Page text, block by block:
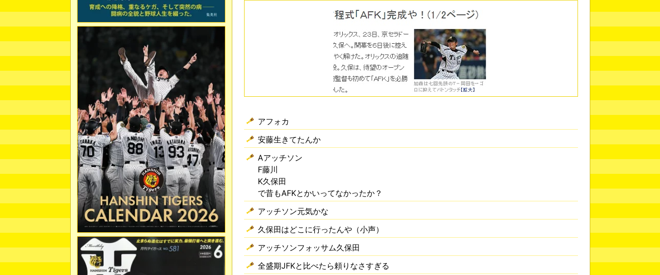
アフォカ
安藤生きてたんか
Aアッチソン
F藤川
K久保田
で昔もAFKとかいってなかったか？
アッチソン元気かな
久保田はどこに行ったんや（小声）
アッチソンフォッサム久保田
全盛期JFKと比べたら頼りなさすぎる